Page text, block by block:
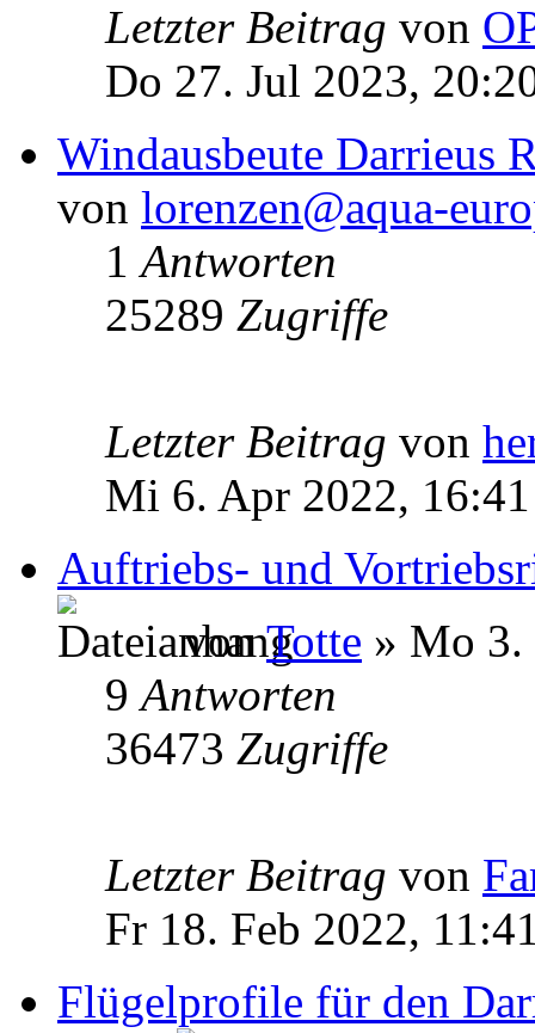
Letzter Beitrag von
Do 27. Jul 2023,
Windausbeute Darrieus
von lorenzen@aqua-
1Antworten
25289 Zugriffe
Letzter Beitrag von
Mi 6. Apr 2022, 16:41
Auftriebs- und
vonTotte » Mo 3.
9Antworten
36473 Zugriffe
Letzter Beitrag von
Fr 18. Feb 2022,
Flügelprofile für den